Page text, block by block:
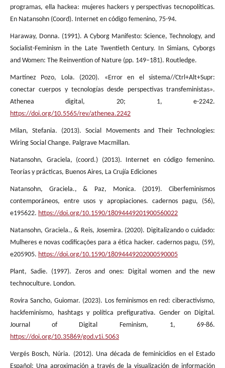
programas, ella hackea: mujeres hackers y perspectivas tecnopolíticas.
En Natansohn (Coord). Internet en código femenino, 75-94.
Haraway, Donna. (1991). A Cyborg Manifesto: Science, Technology, and
Socialist-Feminism in the Late Twentieth Century. In Simians, Cyborgs
and Women: The Reinvention of Nature (pp. 149–181). Routledge.
Martínez Pozo, Lola. (2020). «Error en el sistema//Ctrl+Alt+Supr:
conectar cuerpos y tecnologías desde perspectivas transfeministas».
Athenea digital, 20; 1, e-2242.
https://doi.org/10.5565/rev/athenea.2242
Milan, Stefania. (2013). Social Movements and Their Technologies:
Wiring Social Change. Palgrave Macmillan.
Natansohn, Graciela, (coord.) (2013). Internet en código femenino.
Teorías y prácticas, Buenos Aires, La Crujía Ediciones
Natansohn, Graciela., & Paz, Monica. (2019). Ciberfeminismos
contemporáneos, entre usos y apropiaciones. cadernos pagu, (56),
e195622. https://doi.org/10.1590/18094449201900560022
Natansohn, Graciela., & Reis, Josemira. (2020). Digitalizando o cuidado:
Mulheres e novas codificações para a ética hacker. cadernos pagu, (59),
e205905. https://doi.org/10.1590/18094449202000590005
Plant, Sadie. (1997). Zeros and ones: Digital women and the new
technoculture. London.
Rovira Sancho, Guiomar. (2023). Los feminismos en red: ciberactivismo,
hackfeminismo, hashtags y política prefigurativa. Gender on Digital.
Journal of Digital Feminism, 1, 69-86.
https://doi.org/10.35869/god.v1i.5063
Vergés Bosch, Núria. (2012). Una década de feminicidios en el Estado
Español: Una aproximación a través de la visualización de información